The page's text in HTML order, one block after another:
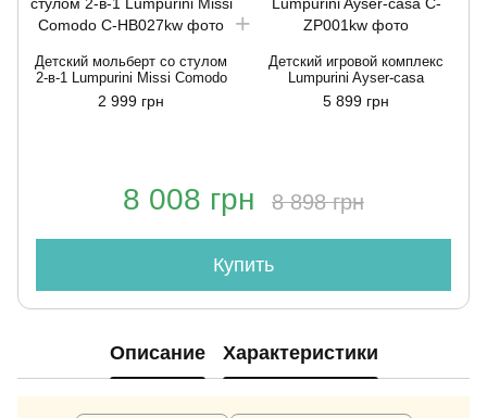
Детский мольберт со стулом
2-в-1 Lumpurini Missi Comodo
2 999 грн
Детский игровой комплекс
Lumpurini Ayser-casa
5 899 грн
8 008 грн 8 898 грн
Купить
Описание Характеристики